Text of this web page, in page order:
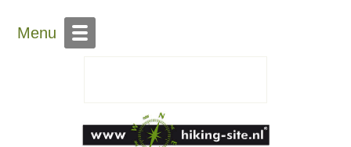
Menu